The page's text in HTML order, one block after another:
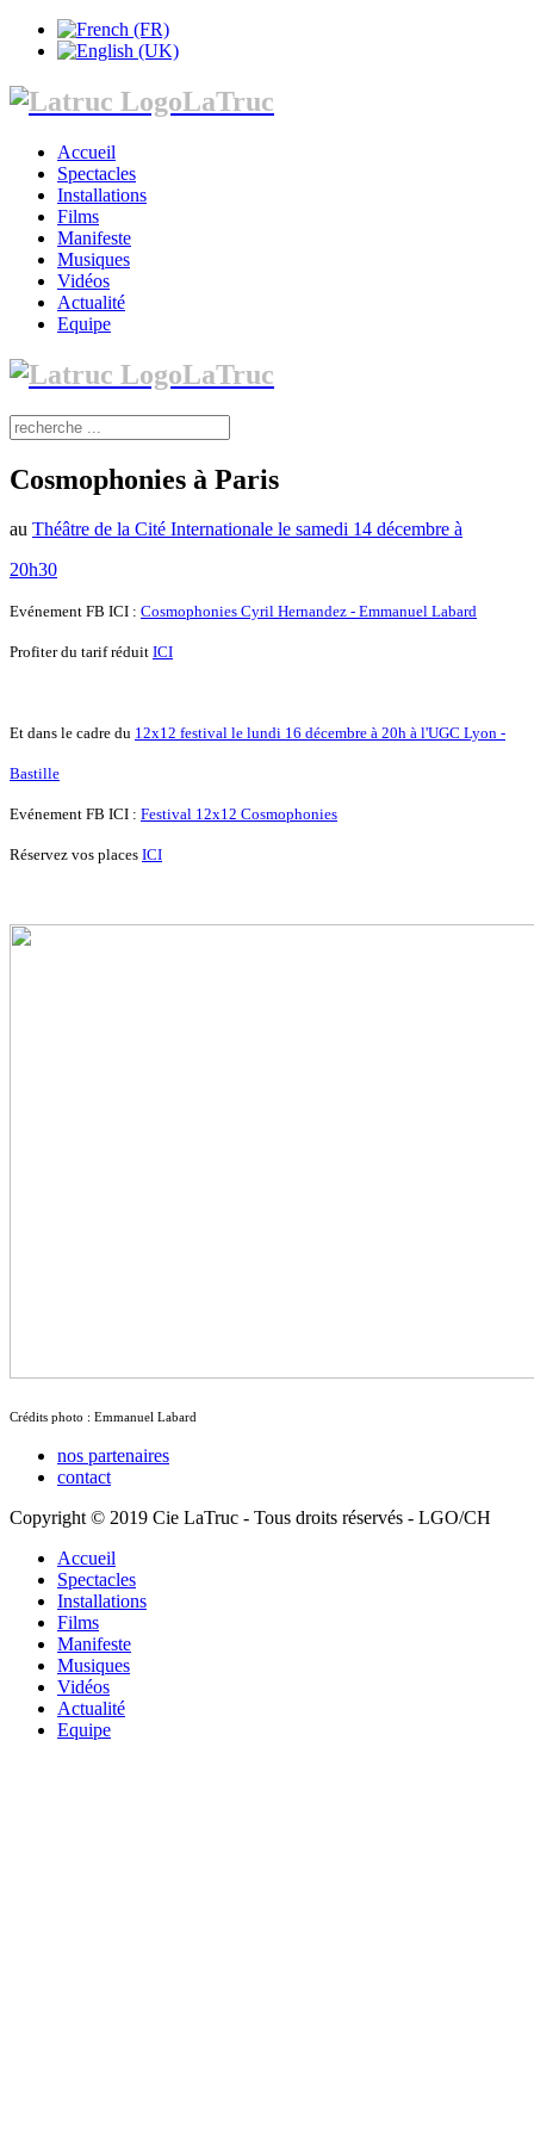
LaTruc
Accueil
Spectacles
Installations
Films
Manifeste
Musiques
Vidéos
Actualité
Equipe
LaTruc
Cosmophonies à Paris
au Théâtre de la Cité Internationale le samedi 14 décembre à
20h30
Evénement FB ICI : Cosmophonies Cyril Hernandez - Emmanuel Labard
Profiter du tarif réduit ICI
Et dans le cadre du 12x12 festival le lundi 16 décembre à 20h à l'UGC Lyon -
Bastille
Evénement FB ICI : Festival 12x12 Cosmophonies
Réservez vos places ICI
Crédits photo : Emmanuel Labard
nos partenaires
contact
Copyright © 2019 Cie LaTruc - Tous droits réservés - LGO/CH
Accueil
Spectacles
Installations
Films
Manifeste
Musiques
Vidéos
Actualité
Equipe